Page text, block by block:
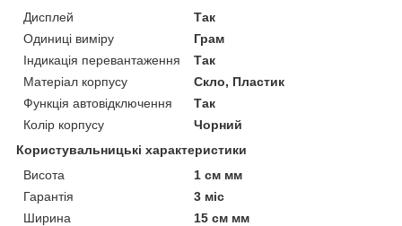
Дисплей
Так
Одиниці виміру
Грам
Індикація перевантаження
Так
Матеріал корпусу
Скло, Пластик
Функція автовідключення
Так
Колір корпусу
Чорний
Користувальницькі характеристики
Висота
1 см мм
Гарантія
3 міс
Ширина
15 см мм